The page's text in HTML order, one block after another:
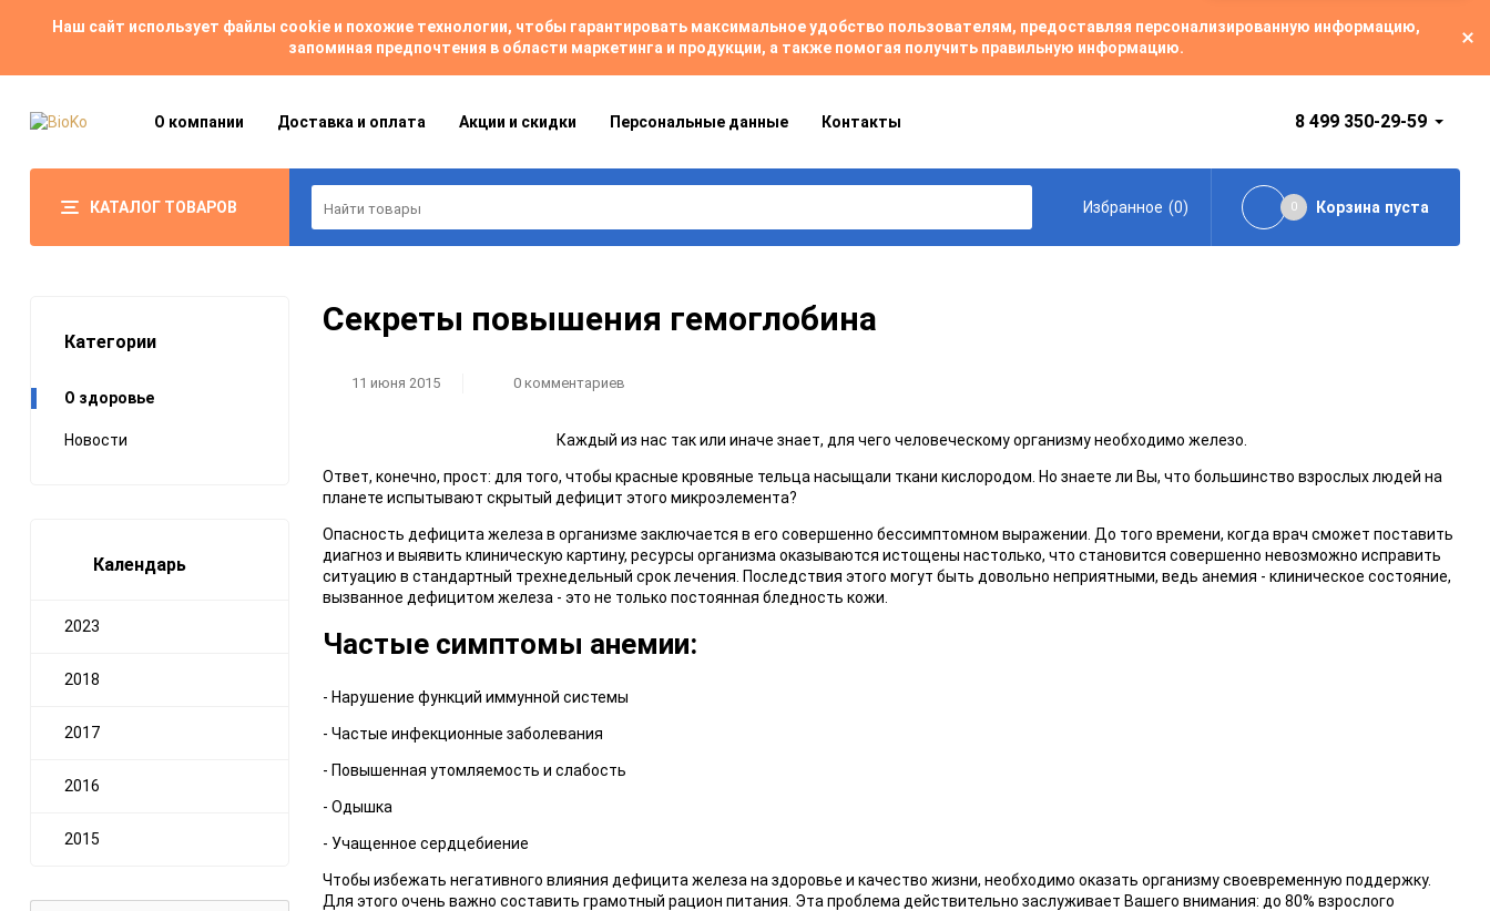
Наш сайт использует файлы cookie и похожие технологии, чтобы гарантировать максимальное удобство пользователям, предоставляя персонализированную информацию,
запоминая предпочтения в области маркетинга и продукции, а также помогая получить правильную информацию.
О компании Доставка и оплата Акции и скидки Персональные данные Контакты 8 499 350-29-59
КАТАЛОГ ТОВАРОВ Избранное (0) 0 Корзина пуста
Категории
О здоровье
Новости
Календарь
2023
2018
2017
2016
2015
Секреты повышения гемоглобина
11 июня 2015 0 комментариев
Каждый из нас так или иначе знает, для чего человеческому организму необходимо железо.
Ответ, конечно, прост: для того, чтобы красные кровяные тельца насыщали ткани кислородом. Но знаете ли Вы, что большинство взрослых людей на
планете испытывают скрытый дефицит этого микроэлемента?
Опасность дефицита железа в организме заключается в его совершенно бессимптомном выражении. До того времени, когда врач сможет поставить
диагноз и выявить клиническую картину, ресурсы организма оказываются истощены настолько, что становится совершенно невозможно исправить
ситуацию в стандартный трехнедельный срок лечения. Последствия этого могут быть довольно неприятными, ведь анемия - клиническое состояние,
вызванное дефицитом железа - это не только постоянная бледность кожи.
Частые симптомы анемии:
- Нарушение функций иммунной системы
- Частые инфекционные заболевания
- Повышенная утомляемость и слабость
- Одышка
- Учащенное сердцебиение
Чтобы избежать негативного влияния дефицита железа на здоровье и качество жизни, необходимо оказать организму своевременную поддержку.
Для этого очень важно составить грамотный рацион питания. Эта проблема действительно заслуживает Вашего внимания: до 80% взрослого